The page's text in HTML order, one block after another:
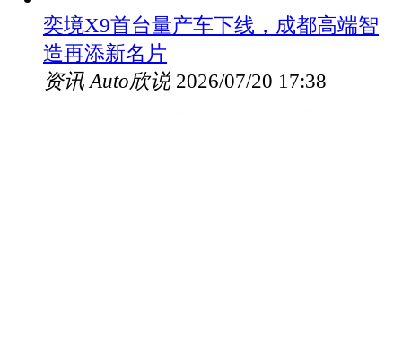
奕境X9首台量产车下线，成都高端智
造再添新名片
资讯 Auto欣说 2026/07/20 17:38